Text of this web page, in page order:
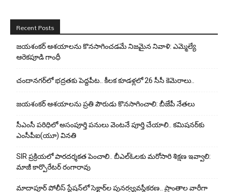
Recent Posts
జయశంకర్ ఆశయాలను కొనసాగించడమే నిజమైన నివాళి: ఎమ్మెల్యే
ఆరెక‌పూడి గాంధీ
చందానగర్‌లో భద్రతకు పెద్దపీట.. కీలక కూడళ్లలో 26 సీసీ కెమెరాలు..
జయశంకర్ ఆశయాలను ప్రతి పౌరుడు కొనసాగించాలి: బీజేపీ నేతలు
సీఎంసీ పరిధిలో అసంపూర్తి పనులు వెంటనే పూర్తి చేయాలి.. కమిషనర్‌కు
ఎంసీపీఐ(యూ) వినతి
SIR ప్రక్రియలో పారదర్శకత పెంచాలి.. బీఎల్ఓలకు మరోసారి శిక్షణ ఇవ్వాలి:
మాజీ కార్పొరేటర్ రంగారావు
మాదాపూర్ పోలీస్‌ స్టేషన్‌లో సెక్టార్‌ల పునర్వ్యవస్థీకరణ.. ప్రాంతాల వారీగా